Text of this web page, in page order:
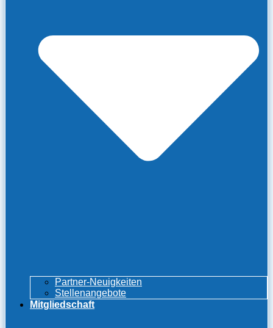
Partner-Neuigkeiten
Stellenangebote
Mitgliedschaft